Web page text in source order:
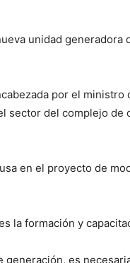
unidad generadora
por el ministro
sector del complejo de
en el proyecto de
la formación y
es